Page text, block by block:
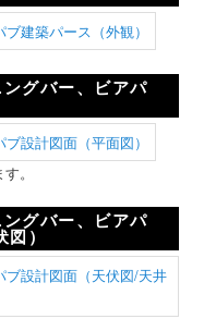
グバー、ビアパ
。
グバー、ビアパ
）